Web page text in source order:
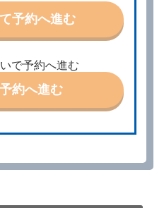
別に定める予約申込金を支払
受条件を変更しようとする
承諾を受けなければならな
ンタカー貸渡契約（以下
予約へ進む
で予約へ進む
約へ進む